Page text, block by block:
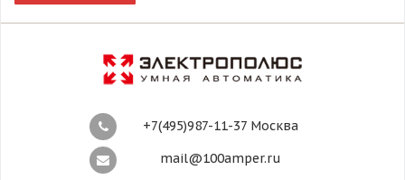
+7(495)987-11-37 Москва
mail@100amper.ru